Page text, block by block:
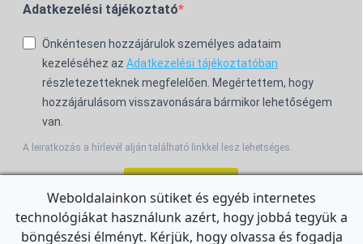
Adatkezelési tájékoztató
Önkéntesen hozzájárulok személyes adataim
kezeléséhez az Adatkezelési tájékoztatóban
részletezetteknek megfelelően. Megértettem, hogy
hozzájárulásom visszavonására bármikor lehetőségem
van.
A leiratkozás a hírlevél alján található linkkel lesz lehetséges.
For the English Newsletter, clickHERE.
Weboldalainkon sütiket és egyéb internetes
technológiákat használunk azért, hogy jobbá tegyük a
böngészési élményt. Kérjük, hogy olvassa és fogadja